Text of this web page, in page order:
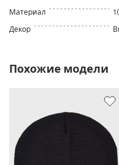
Материал
Декор
Похожие модели